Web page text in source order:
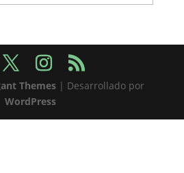
Themes| Desarrollado por
WordPress